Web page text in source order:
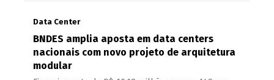
Data Center
BNDES amplia aposta em data centers
nacionais com novo projeto de arquitetura
modular